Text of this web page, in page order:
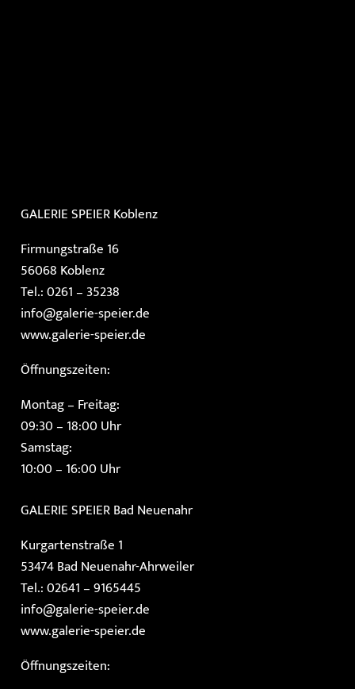
GALERIE SPEIERKoblenz
Firmungstraße 16
56068 Koblenz
Tel.: 0261 – 35238
info@galerie-speier.de
www.galerie-speier.de
Öffnungszeiten:
Montag – Freitag:
09:30 – 18:00 Uhr
Samstag:
10:00 – 16:00 Uhr
GALERIE SPEIERBad Neuenahr
Kurgartenstraße 1
53474 Bad Neuenahr-Ahrweiler
Tel.: 02641 – 9165445
info@galerie-speier.de
www.galerie-speier.de
Öffnungszeiten: